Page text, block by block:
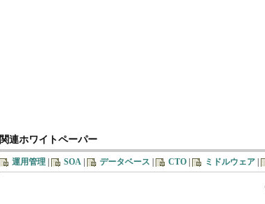
関連ホワイトペーパー
運用管理 SOA データベース CTO ミドルウェア